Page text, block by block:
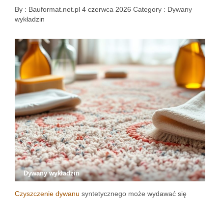
By : Bauformat.net.pl 4 czerwca 2026 Category : Dywany
wykładzin
Dywany wykładzin
Czyszczenie dywanu syntetycznego może wydawać się